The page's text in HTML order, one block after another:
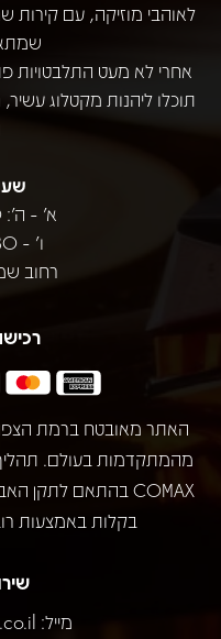
לאוהבי מוזיקה, עם קירות
אחרי לא מעט התלבטויות
תוכלו ליהנות מקטלוג
א' - ה': 10:00-18:30
ו' - 10:00-14:30
רחוב שמאי 12
מהמתקדמות בעולם.
בקלות באמצעות
מייל: